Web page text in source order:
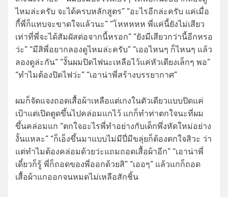
ไหมล่ะครับ จะได้ครบหลักสูตร” “อะไรอีกล่ะครับ แค่เมื่อ
กี้พี่ก็แทบจะขาดใจแล้วนะ” “โหหหหห พี่แค่นี้ยังไม่เสียว
เท่าที่พี่จะได้สัมผัสต่อจากนี้หรอก” “ยังมีเสียวกว่านี้อีกหรอ
ว่ะ” “มีสิพี่อยากลองดูไหมล่ะครับ” “เออไหนๆ ก็ไหนๆ แล้ว
ลองดูล่ะกัน” “งั้นผมปิดไฟนะเหลือไว้แค่หัวเตียงเล็กๆ พอ”
“ทำไมต้องปิดไฟว่ะ” “เอาน่าพี่สร้างบรรยากาศ”
ผมก็จัดแจงถอดเสื้อผ้าเหลือแต่เกงในตัวเดียวแบบปิดแค่
เป้าแต่เปิดตูดขึ้นไปคล่อมแกไว้ แกก็ทำท่าตกใจนะที่ผม
ขึ้นคล่อมแก “ตกใจอะไรพี่ทำอย่างกับเด็กพึ่งหัดใหม่อย่าง
งั้นแหละ” “ก็เอ็งขึ้นมาแบบไม่มีปี่มีขลุ่ยก็ต้องตกใจสิวะ ว่า
แต่ทำไมต้องคล่อมด้วยว่ะแถมถอดเสื้อผ้าอีก” “เอาน่าพี่
เดี๋ยวก็รู้ พี่ก็ถอดของพี่ออกด้วยสิ” “เออๆ” แล้วแกก็ถอด
เสื้อผ้าแกออกจนหมดไม่เหลือสักชิ้น